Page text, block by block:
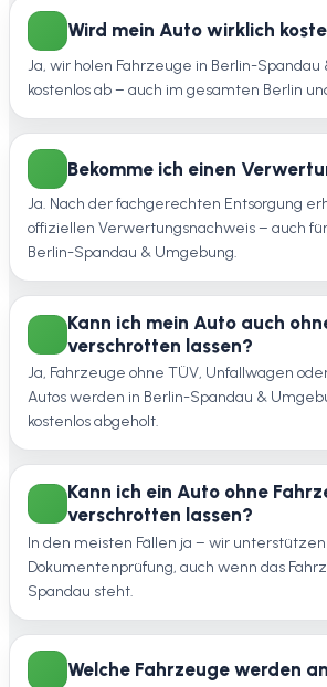
Wird mein Auto wirklich
Ja, wir holen Fahrzeuge in Berlin-Spandau
kostenlos ab – auch im gesamten Berlin
Bekomme ich einen
Ja. Nach der fachgerechten Entsorgung
offiziellen Verwertungsnachweis – auch
Berlin-Spandau & Umgebung.
Kann ich mein Auto auch
verschrotten lassen?
Ja, Fahrzeuge ohne TÜV, Unfallwagen
Autos werden in Berlin-Spandau &
kostenlos abgeholt.
Kann ich ein Auto ohne
verschrotten lassen?
In den meisten Fällen ja – wir
Dokumentenprüfung, auch wenn das
Spandau steht.
Welche Fahrzeuge werden